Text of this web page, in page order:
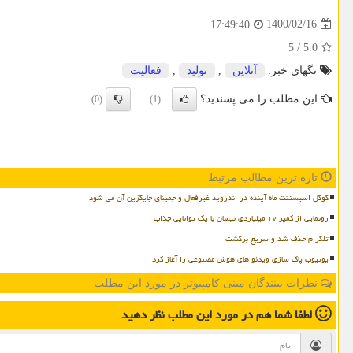
1400/02/16
17:49:40
5.0
/
5
تگهای خبر:
آنلاین تولید فعالیت
این مطلب را می پسندید؟ (1)
(0)
تازه ترین مطالب مرتبط
گوگل اسیستنت ماه آینده در اندروید غیرفعال و جمینای جایگزین آن می شود
رونمایی از کمپر ۱۷ میلیاردی نیسان با یک توانایی جذاب
تلگرام حذف شد و سریع برگشت
یوتیوب پاک سازی ویدئو های هوش مصنوعی را آغاز کرد
نظرات بینندگان مینی کامپیوتر در مورد این مطلب
لطفا شما همدر مورد این مطلبنظر دهید